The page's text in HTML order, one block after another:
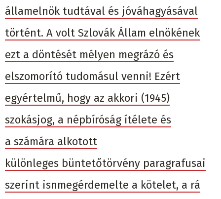
államelnök tudtával és jóváhagyásával
történt. A volt Szlovák Állam elnökének
ezt a döntését mélyen megrázó és
elszomorító tudomásul venni! Ezért
egyértelmű, hogy az akkori (1945)
szokásjog, a népbíróság ítélete és
a számára alkotott
különleges büntetőtörvény paragrafusai
szerint isnmegérdemelte a kötelet, a rá